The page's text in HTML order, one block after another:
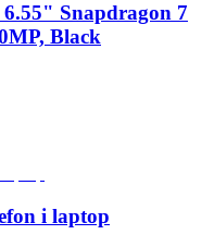
Snapdragon 7
Black
i laptop